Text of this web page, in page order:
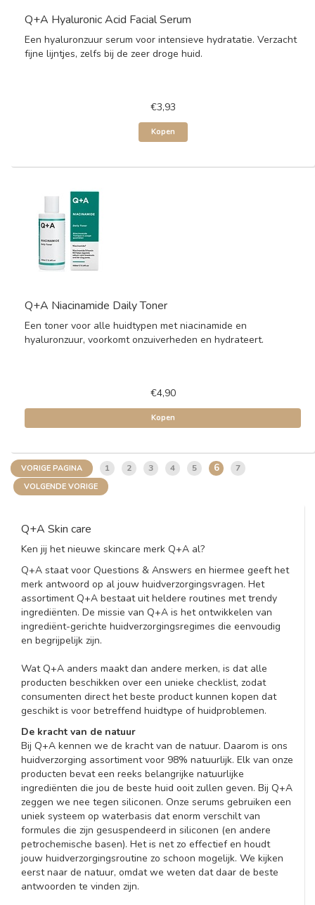
Q+A Hyaluronic Acid Facial Serum
Een hyaluronzuur serum voor intensieve hydratatie. Verzacht
fijne lijntjes, zelfs bij de zeer droge huid.
€3,93
Kopen
Q+A Niacinamide Daily Toner
Een toner voor alle huidtypen met niacinamide en
hyaluronzuur, voorkomt onzuiverheden en hydrateert.
€4,90
Kopen
VORIGE PAGINA 1 2 3 4 5 6 7
VOLGENDE VORIGE
Q+A Skin care
Ken jij het nieuwe skincare merk Q+A al?
Q+A staat voor Questions & Answers en hiermee geeft het
merk antwoord op al jouw huidverzorgingsvragen. Het
assortiment Q+A bestaat uit heldere routines met trendy
ingrediënten. De missie van Q+A is het ontwikkelen van
ingrediënt-gerichte huidverzorgingsregimes die eenvoudig
en begrijpelijk zijn.
Wat Q+A anders maakt dan andere merken, is dat alle
producten beschikken over een unieke checklist, zodat
consumenten direct het beste product kunnen kopen dat
geschikt is voor betreffend huidtype of huidproblemen.
De kracht van de natuur
Bij Q+A kennen we de kracht van de natuur. Daarom is ons
huidverzorging assortiment voor 98% natuurlijk. Elk van onze
producten bevat een reeks belangrijke natuurlijke
ingrediënten die jou de beste huid ooit zullen geven. Bij Q+A
zeggen we nee tegen siliconen. Onze serums gebruiken een
uniek systeem op waterbasis dat enorm verschilt van
formules die zijn gesuspendeerd in siliconen (en andere
petrochemische basen). Het is net zo effectief en houdt
jouw huidverzorgingsroutine zo schoon mogelijk. We kijken
eerst naar de natuur, omdat we weten dat daar de beste
antwoorden te vinden zijn.